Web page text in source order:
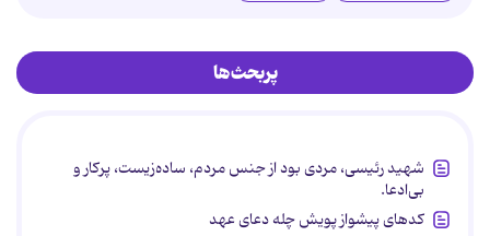
پربحث‌ها
شهید رئیسی، مردی بود از جنس مردم، ساده‌زیست، پرکار و
بی‌ادعا.
کدهای پیشواز پویش چله دعای عهد